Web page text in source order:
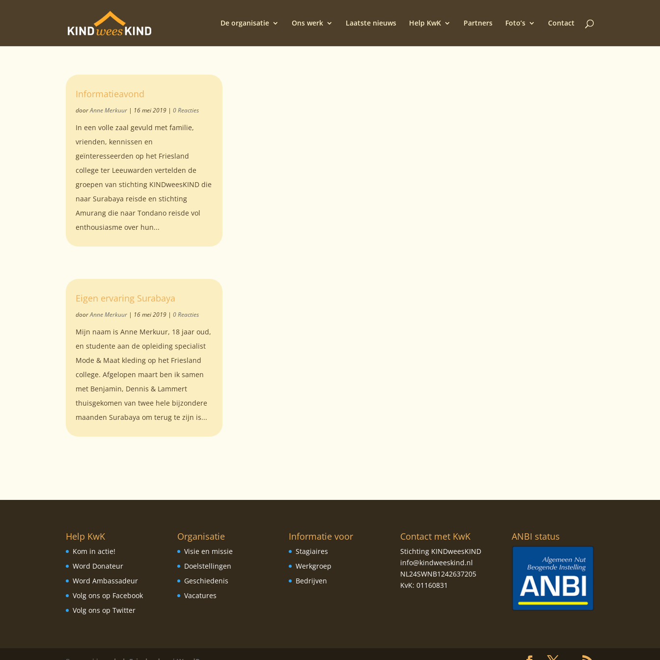
De organisatie Ons werk Laatste nieuws Help KwK Partners Foto’s Contact
Informatieavond
doorAnne Merkuur | 16 mei 2019 |0 Reacties
In een volle zaal gevuld met familie,
vrienden, kennissen en
geïnteresseerden op het Friesland
college ter Leeuwarden vertelden de
groepen van stichting KINDweesKIND die
naar Surabaya reisde en stichting
Amurang die naar Tondano reisde vol
enthousiasme over hun...
Eigen ervaring Surabaya
doorAnne Merkuur | 16 mei 2019 |0 Reacties
Mijn naam is Anne Merkuur, 18 jaar oud,
en studente aan de opleiding specialist
Mode & Maat kleding op het Friesland
college. Afgelopen maart ben ik samen
met Benjamin, Dennis & Lammert
thuisgekomen van twee hele bijzondere
maanden Surabaya om terug te zijn is...
Help KwK
Kom in actie!
Word Donateur
Word Ambassadeur
Volg ons op Facebook
Volg ons op Twitter
Organisatie
Visie en missie
Doelstellingen
Geschiedenis
Vacatures
Informatie voor
Stagiaires
Werkgroep
Bedrijven
Contact met KwK
Stichting KINDweesKIND
info@kindweeskind.nl
NL24SWNB1242637205
KvK: 01160831
ANBI status